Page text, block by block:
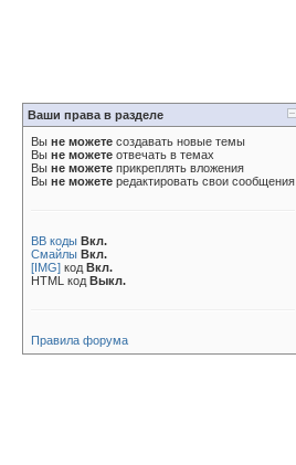
Ваши права в разделе
Вы не можете создавать новые темы
Вы не можете отвечать в темах
Вы не можете прикреплять вложения
Вы не можете редактировать свои сообщения
BB коды Вкл.
Смайлы Вкл.
[IMG] код Вкл.
HTML код Выкл.
Правила форума